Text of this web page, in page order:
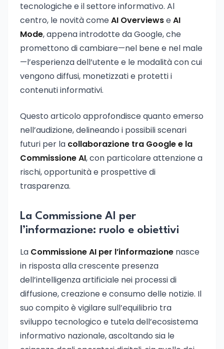
tecnologiche e il settore informativo. Al
centro, le novità comeAI OverviewseAI
Mode, appena introdotte da Google, che
promettono di cambiare—nel bene e nel male
—l’esperienza dell’utente e le modalità con cui
vengono diffusi, monetizzati e protetti i
contenuti informativi.
Questo articolo approfondisce quanto emerso
nell’audizione, delineando i possibili scenari
futuri per la collaborazione tra Google e la
Commissione AI, con particolare attenzione a
rischi, opportunità e prospettive di
trasparenza.
La Commissione AI per
l’informazione: ruolo e obiettivi
La Commissione AI per l’informazione nasce
in risposta alla crescente presenza
dell’intelligenza artificiale nei processi di
diffusione, creazione e consumo delle notizie. Il
suo compito è vigilare sull’equilibrio tra
sviluppo tecnologico e tutela dell’ecosistema
informativo nazionale, ascoltando sia le